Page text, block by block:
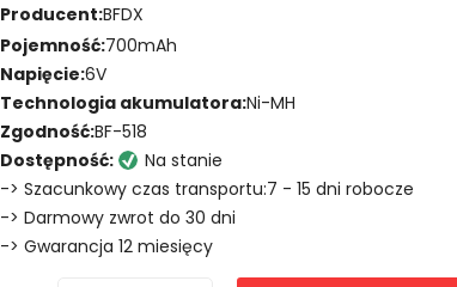
Producent:BFDX
Pojemność:700mAh
Napięcie:6V
Technologia akumulatora:Ni-MH
Zgodność:BF-518
Dostępność:
Na stanie
-> Szacunkowy czas transportu:7 - 15 dni robocze
-> Darmowy zwrot do 30 dni
-> Gwarancja 12 miesięcy